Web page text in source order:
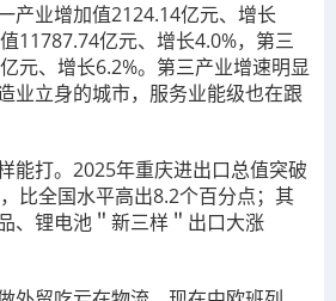
产业增加值2124.14亿元、增长
11787.74亿元、增长4.0%，第三
元、增长6.2%。第三产业增速明显
业立身的城市，服务业能级也在跟
能打。2025年重庆进出口总值突破
比全国水平高出8.2个百分点；其
、锂电池＂新三样＂出口大涨